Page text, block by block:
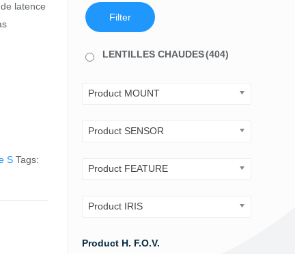
latence
S Tags:
Filter
LENTILLES CHAUDES(404)
Product MOUNT
Product SENSOR
Product FEATURE
Product IRIS
Product H. F.O.V.